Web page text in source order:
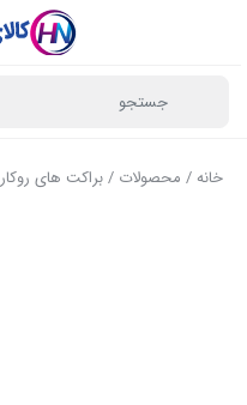
خانه/ محصولات / براکت های روکار SMD سنسوردار بارادنور20وات